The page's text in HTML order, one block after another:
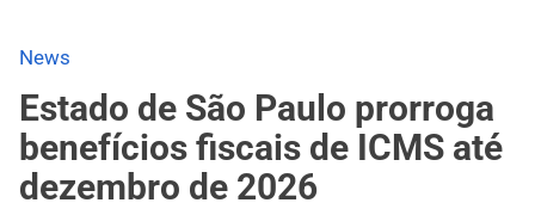
News
Estado de São Paulo prorroga
benefícios fiscais de ICMS até
dezembro de 2026